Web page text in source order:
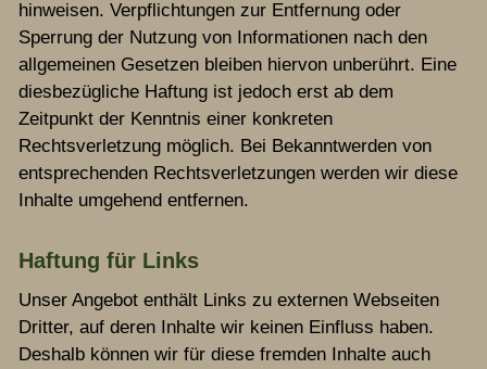
hinweisen. Verpflichtungen zur Entfernung oder
Sperrung der Nutzung von Informationen nach den
allgemeinen Gesetzen bleiben hiervon unberührt. Eine
diesbezügliche Haftung ist jedoch erst ab dem
Zeitpunkt der Kenntnis einer konkreten
Rechtsverletzung möglich. Bei Bekanntwerden von
entsprechenden Rechtsverletzungen werden wir diese
Inhalte umgehend entfernen.
Haftung für Links
Unser Angebot enthält Links zu externen Webseiten
Dritter, auf deren Inhalte wir keinen Einfluss haben.
Deshalb können wir für diese fremden Inhalte auch